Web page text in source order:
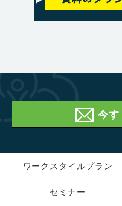
今す
ワークスタイルプラン
セミナー